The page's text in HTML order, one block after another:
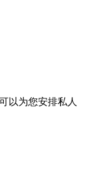
以为您安排私人